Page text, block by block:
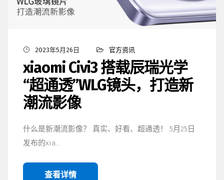
2023年5月26日 官方资讯
xiaomi Civi3 搭载辰瑞光学
“超通透”WLG镜头，打造新
潮流影像
什么是新潮流影像？ 真实、好看、超通透！ 5月25日
发布的xia…
查看详情